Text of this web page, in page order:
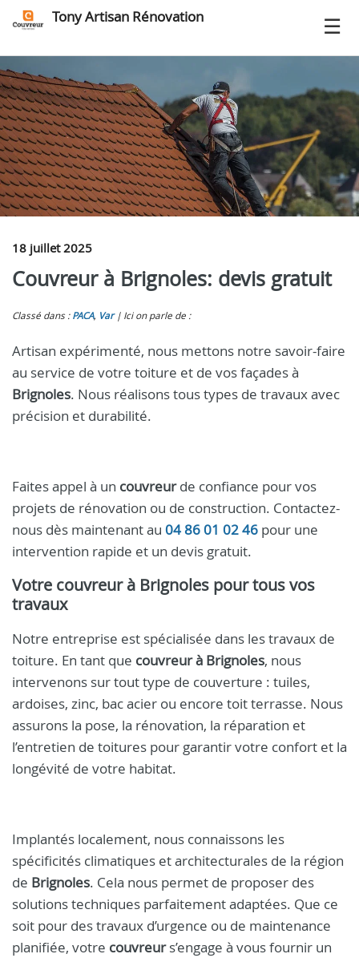
Tony Artisan Rénovation
18 juillet 2025
Couvreur à Brignoles: devis gratuit
Classé dans : PACA, Var Ici on parle de :
Artisan expérimenté, nous mettons notre savoir-faire
au service de votre toiture et de vos façades à
Brignoles. Nous réalisons tous types de travaux avec
précision et durabilité.
Faites appel à un couvreurde confiance pour vos
projets de rénovation ou de construction. Contactez-
nous dès maintenant au 04 86 01 02 46 pour une
intervention rapide et un devis gratuit.
Votre couvreur à Brignoles pour tous vos
travaux
Notre entreprise est spécialisée dans les travaux de
toiture. En tant que couvreur à Brignoles, nous
intervenons sur tout type de couverture : tuiles,
ardoises, zinc, bac acier ou encore toit terrasse. Nous
assurons la pose, la rénovation, la réparation et
l’entretien de toitures pour garantir votre confort et la
longévité de votre habitat.
Implantés localement, nous connaissons les
spécificités climatiques et architecturales de la région
de Brignoles. Cela nous permet de proposer des
solutions techniques parfaitement adaptées. Que ce
soit pour des travaux d’urgence ou de maintenance
planifiée, votre couvreurs’engage à vous fournir un